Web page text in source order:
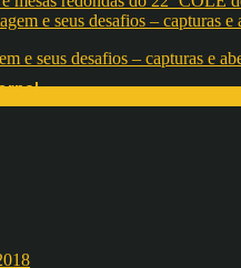
e seus desafios – capturas e